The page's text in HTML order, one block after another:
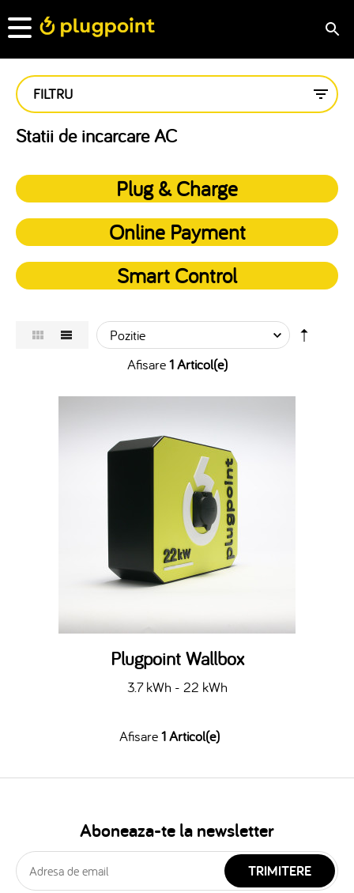
FILTRU
Statii de incarcare AC
Plug & Charge
Online Payment
Smart Control
Afisare1 Articol(e)
Plugpoint Wallbox
3.7 kWh - 22 kWh
Afisare1 Articol(e)
Aboneaza-te la newsletter
TRIMITERE